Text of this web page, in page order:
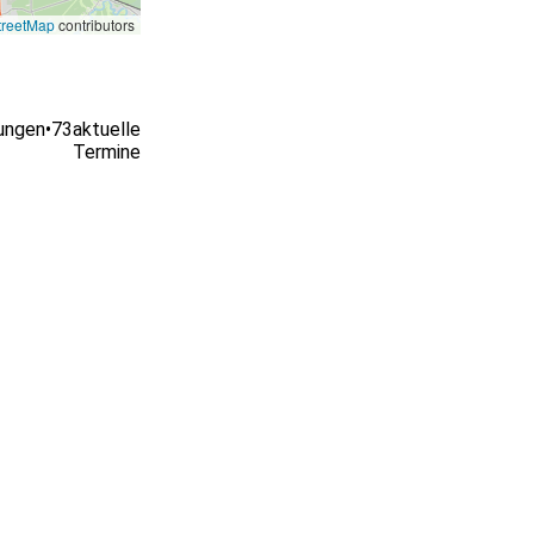
contributors
•73aktuelle
Termine